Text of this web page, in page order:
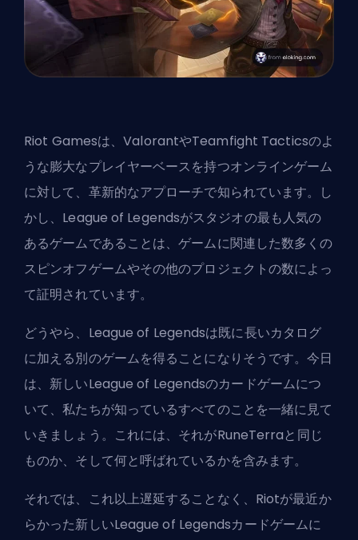
Riot Gamesは、ValorantやTeamfight Tacticsのよ
うな膨大なプレイヤーベースを持つオンラインゲーム
に対して、革新的なアプローチで知られています。し
かし、League of Legendsがスタジオの最も人気の
あるゲームであることは、ゲームに関連した数多くの
スピンオフゲームやその他のプロジェクトの数によっ
て証明されています。
どうやら、League of Legendsは既に長いカタログ
に加える別のゲームを得ることになりそうです。今日
は、新しいLeague of Legendsのカードゲームにつ
いて、私たちが知っているすべてのことを一緒に見て
いきましょう。これには、それがRuneTerraと同じ
ものか、そして何と呼ばれているかを含みます。
それでは、これ以上遅延することなく、Riotが最近か
らかった新しいLeague of Legendsカードゲームに